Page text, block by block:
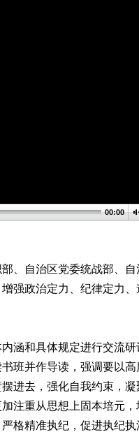
00:00
自治区党委统战部、自
强政治定力、纪律定力
和具体规定进行交流研
班并作导读，强调要以
进去，强化自我约束，
注重从思想上固本培元
格精准执纪，促进执纪